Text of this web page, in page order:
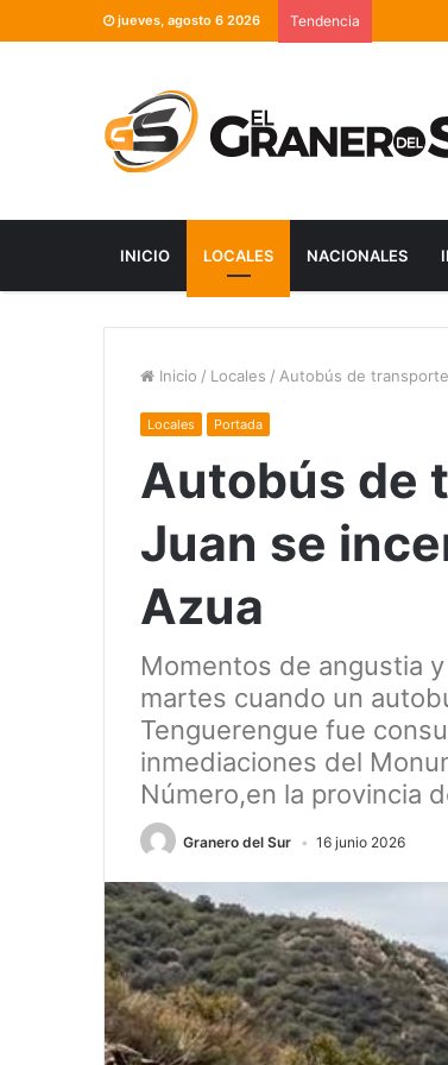
jueves, agosto 6 2026 Tendencia
INICIO LOCALES NACIONALES
Inicio / Locales / Autobús de
Locales Portada
Autobús de
Juan se
Azua
Momentos de angustia
martes cuando un
Tenguerengue fue
inmediaciones del
Número,en la provincia
Granero del Sur 16 junio 2026